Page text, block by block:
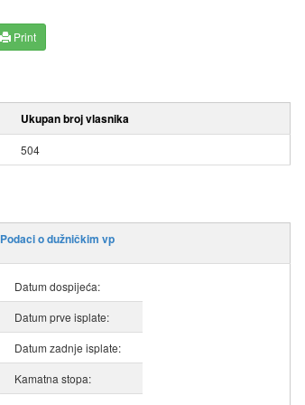
Print
Ukupan broj vlasnika
504
Podaci o dužničkim vp
Datum dospijeća:
Datum prve isplate:
Datum zadnje isplate:
Kamatna stopa: